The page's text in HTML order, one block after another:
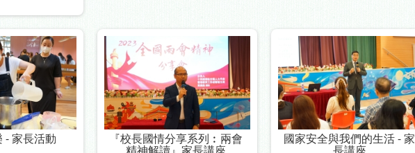
- 家長活動 『校長國情分享系列︰兩會 國家安全與我們的生活 - 家